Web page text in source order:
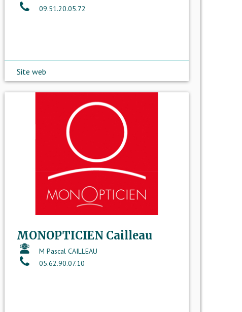
09.51.20.05.72
Site web
MONOPTICIEN Cailleau
M Pascal CAILLEAU
05.62.90.07.10